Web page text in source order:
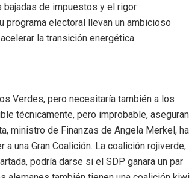
de impuestos y el rigor
electoral llevan un ambicioso
la transición energética.
Verdes, pero necesitaría también a los
técnicamente, pero improbable, aseguran
ministro de Finanzas de Angela Merkel, ha
una Gran Coalición. La coalición rojiverde,
podría darse si el SDP ganara un par